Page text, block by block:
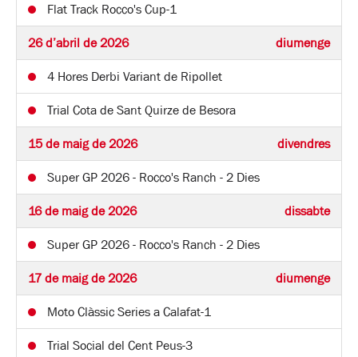
Flat Track Rocco's Cup-1
26 d’abril de 2026 diumenge
4 Hores Derbi Variant de Ripollet
Trial Cota de Sant Quirze de Besora
15 de maig de 2026 divendres
Super GP 2026 - Rocco's Ranch - 2 Dies
16 de maig de 2026 dissabte
Super GP 2026 - Rocco's Ranch - 2 Dies
17 de maig de 2026 diumenge
Moto Clàssic Series a Calafat-1
Trial Social del Cent Peus-3